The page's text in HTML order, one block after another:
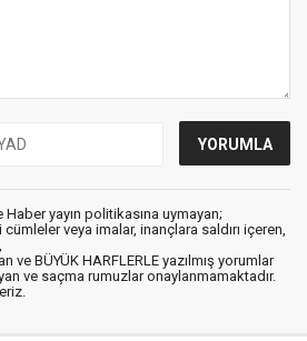
Haber yayın politikasına uymayan;
veya imalar, inançlara saldırı içeren,
ve BÜYÜK HARFLERLE yazılmış yorumlar
ve saçma rumuzlar onaylanmamaktadır.